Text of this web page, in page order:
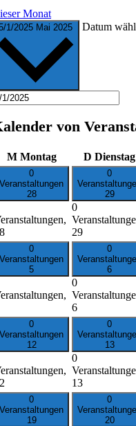
Monat
1/2025 Mai 2025 Datum
von
M Montag D Dienstag
0
Veranstaltungen
28
0
29
0
29
0
Veranstaltungen
5
0
6
0
6
0
Veranstaltungen
12
0
13
0
13
0
Veranstaltungen
19
0
20